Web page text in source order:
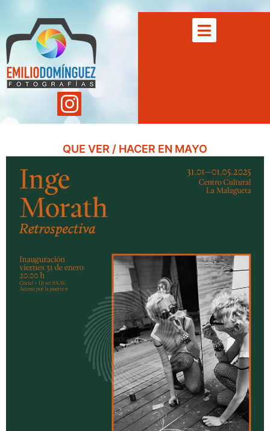
QUE VER / HACER EN MAYO